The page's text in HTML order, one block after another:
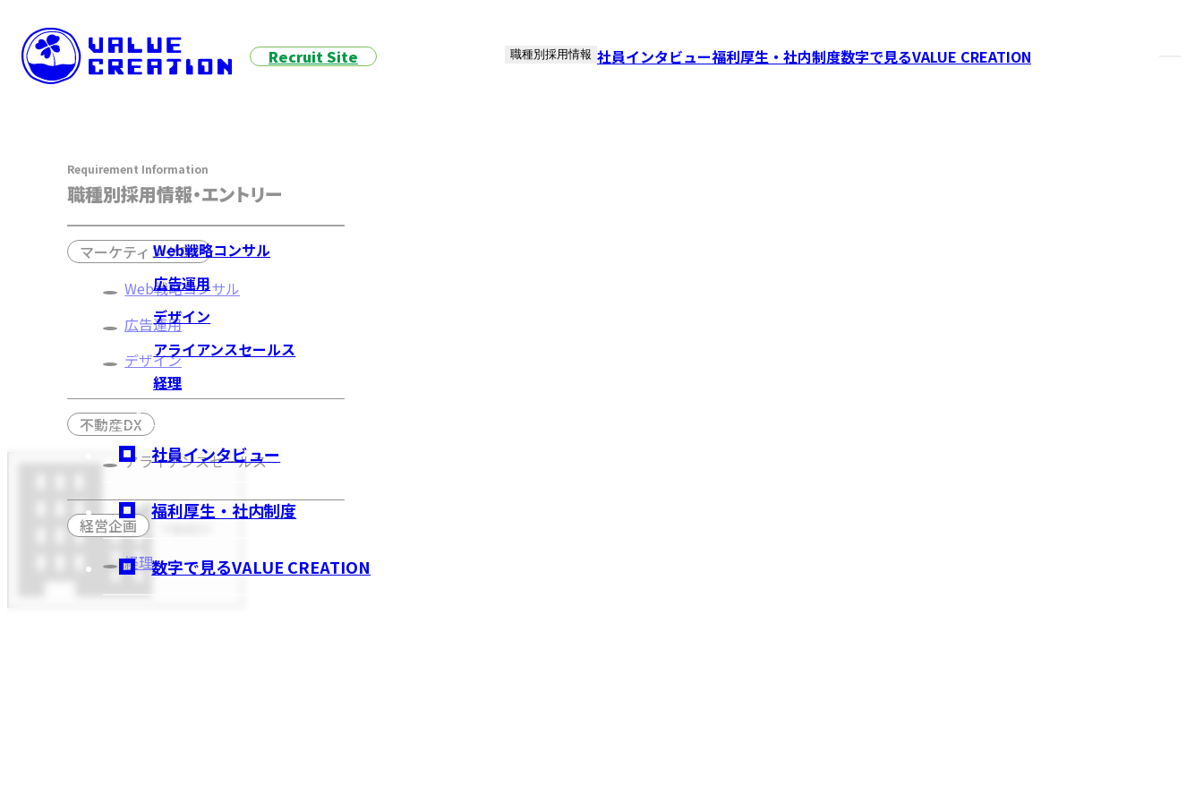
Recruit Site 職種別採用情報 社員インタビュー福利厚生・社内制度数字で見るVALUE CREATION
Web戦略コンサル
広告運用
デザイン
アライアンスセールス
経理
社員インタビュー
福利厚生・社内制度
数字で見るVALUE CREATION
不動産DX
アライアンスセールス
顧客がプラットフォームを最大限に活用できるよう、導入支援から運用サポートまで一貫して担当します。
顧客の課題解決をサポートすることで、自社の事業成長にも直結する影響力を持てるポジションです。
日本の解体市場2 兆円という巨大な市場に着目し、デジタルの力で変革を起こす、可能性に満ちた市場に挑んでいます。自社で培ったマーケティングノウハウを
ォーム『解体の窓口』を構築。解体後の土地売却や建て替え、お墓じまいなど、周辺事業も『窓口シリーズ』として展開し、多角的な事業拡大を推進しています
Requirement Information
職種別採用情報・エントリー
マーケティングDX
Web戦略コンサル
広告運用
デザイン
不動産DX
アライアンスセールス
経営企画
経理